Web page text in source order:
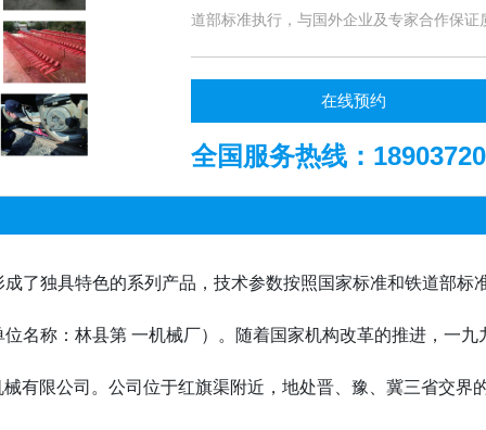
道部标准执行，与国外企业及专家合作保证
在线预约
全国服务热线：
成了独具特色的系列产品，技术参数按照国家标准和铁道部标
名称：林县第 一机械厂）。随着国家机构改革的推进，一
有限公司。公司位于红旗渠附近，地处晋、豫、冀三省交界